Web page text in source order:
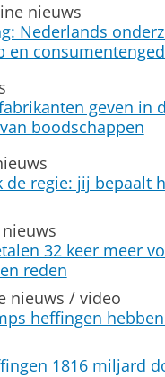
nieuws
Nederlands
en
geven in
boodschappen
de regie: jij bepaalt
32 keer meer
reden
nieuws / video
heffingen
1816 miljard